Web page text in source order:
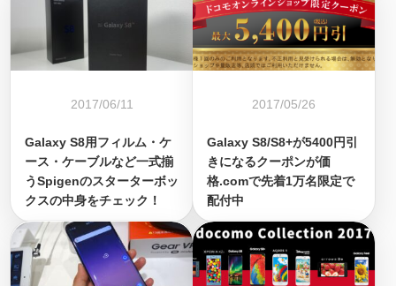
2017/06/11
Galaxy S8用フィルム・ケ
ース・ケーブルなど一式揃
うSpigenのスターターボッ
クスの中身をチェック！
2017/05/26
Galaxy S8/S8+が5400円引
きになるクーポンが価
格.comで先着1万名限定で
配付中